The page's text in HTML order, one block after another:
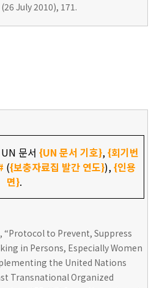
July 2010), 171.
문서 {UN 문서 기호},{회기번
({보충자료집 발간 연도}),{인용
면}.
, “Protocol to Prevent, Suppress
in Persons, Especially Women
the United Nations
Transnational Organized